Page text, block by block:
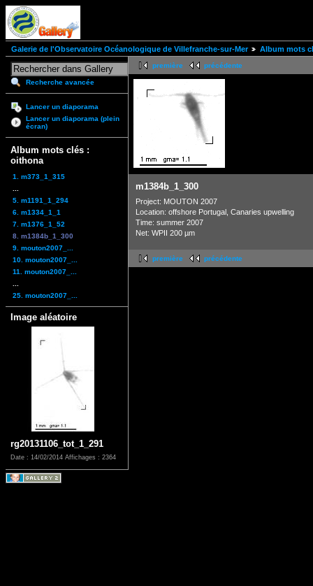
Galerie de l'Observatoire Océanologique de Villefranche-sur-Mer Album mots
Recherche avancée
Lancer un diaporama
Lancer un diaporama (plein
écran)
Album mots clés :
oithona
1. m373_1_315
5. m1191_1_294
6. m1334_1_1
7. m1376_1_52
8. m1384b_1_300
9. mouton2007_...
10. mouton2007_...
11. mouton2007_...
25. mouton2007_...
Image aléatoire
rg20131106_tot_1_291
Date : 14/02/2014 Affichages : 2364
première précédente
m1384b_1_300
Project: MOUTON 2007
Location: offshore Portugal, Canaries upwelling
Time: summer 2007
Net: WPII 200 µm
première précédente